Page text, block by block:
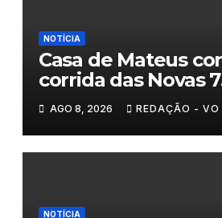
NOTÍCIA
Casa de Mateus
corrida das Novas 7
Maravilhas de
AGO 8, 2026 REDAÇÃO - VO
NOTÍCIA